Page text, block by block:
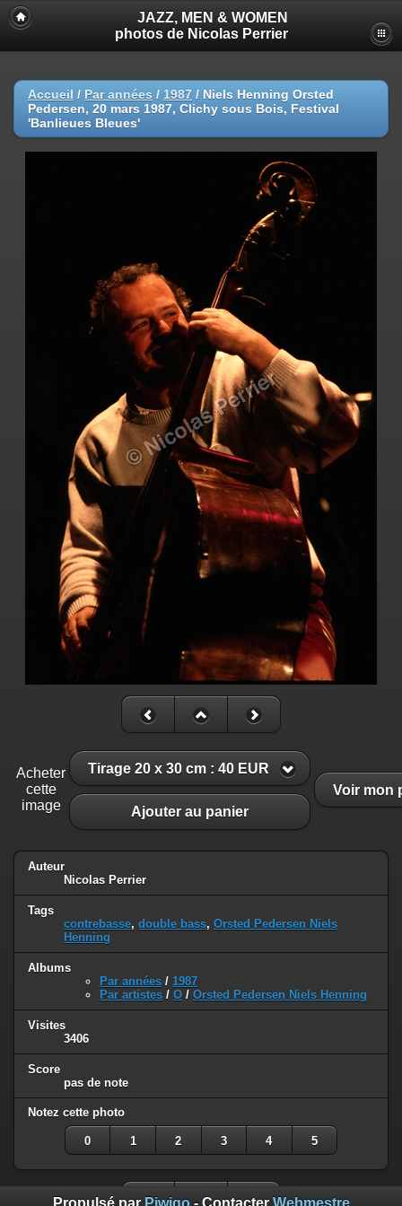
JAZZ, MEN & WOMEN
photos de Nicolas Perrier
Accueil / Par années / 1987 / Niels Henning Orsted
Pedersen, 20 mars 1987, Clichy sous Bois, Festival
'Banlieues Bleues'
Acheter
cette
image
Tirage 20 x 30 cm : 40 EUR
Ajouter au panier
Voir mon
Auteur
Nicolas Perrier
Tags
contrebasse, double bass, Orsted Pedersen Niels
Henning
Albums
Par années / 1987
Par artistes / O / Orsted Pedersen Niels Henning
Visites
3406
Score
pas de note
Notez cette photo
0 1 2 3 4 5